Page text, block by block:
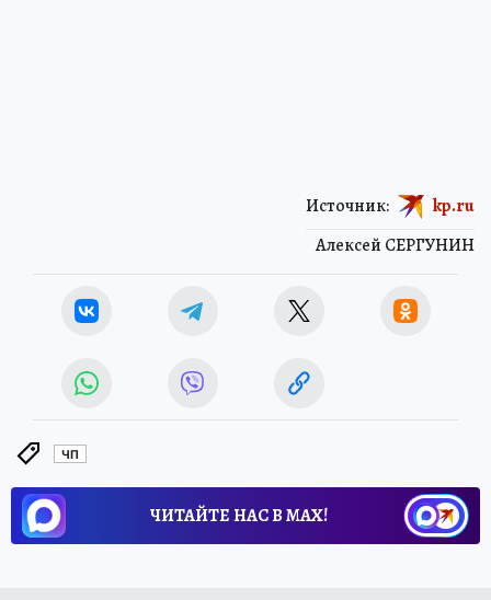
Алексей СЕРГУНИН
Источник: kp.ru
ЧП
ЧИТАЙТЕ НАС В МАХ!